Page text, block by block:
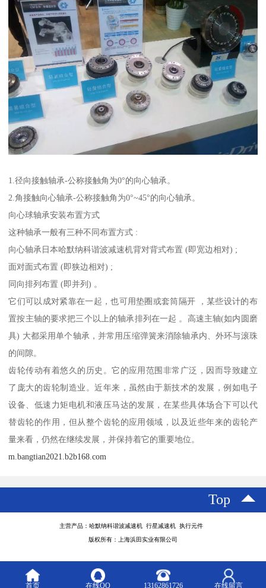
1.径向接触轴承-公称接触角为0°的向心轴承。
2.角接触向心轴承-公称接触角为0°~45°的向心轴承。
向心球轴承安装布置方式
这种轴承一般有三种不同布置方式 :
向心轴承日本哈默纳科谐波减速机背对背式布置 (即宽边相对) ;
面对面式布置 (即狭边相对) ;
同向排列布置 (即并列) 。
它们可以成对紧靠在一起，也可用垫圈或套筒隔开 ，某些设计的布
置按主轴的要求把三个以上的轴承排列在一起 。高速主轴(如内圆磨
具) 大都采用单个轴承，并常用压缩弹簧来消除轴承内、外环与滚珠
的间隙。
齿轮传动有着悠久的历史。它的应用范围非常广泛，因而导致建立
了庞大的齿轮制造业。近年来，虽然由于新技术的发展，例如电子
设备、低速力矩电机和液压马达的发展，在某些具体场合下可以代
替齿轮的作用，但从整个齿轮的应用领域，以及近些年来的齿轮产
量来看，仍然在继续发展，并保持着它的重要地位。
m.bangtian2021.b2b168.com
Top
主营产品：哈默纳科谐波减速机 行星减速机 执行元件
版权所有：上海浜田实业有限公司
首页 在线QQ 13162861726 在线留言